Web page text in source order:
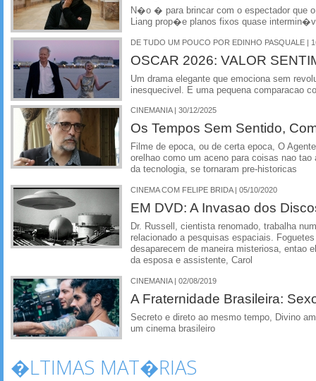
N�o � para brincar com o espectador que
Liang prop�e planos fixos quase
DE TUDO UM POUCO POR EDINHO PASQUALE |
OSCAR 2026: VALOR
Um drama elegante que emociona sem
inesquecivel. E uma pequena comparacao
CINEMANIA | 30/12/2025
Os Tempos Sem Sentido,
Filme de epoca, ou de certa epoca, O
orelhao como um aceno para coisas nao
da tecnologia, se tornaram pre-historicas
CINEMA COM FELIPE BRIDA | 05/10/2020
EM DVD: A Invasao dos
Dr. Russell, cientista renomado, trabalha
relacionado a pesquisas espaciais.
desaparecem de maneira misteriosa, entao
da esposa e assistente, Carol
CINEMANIA | 02/08/2019
A Fraternidade Brasileira:
Secreto e direto ao mesmo tempo, Divino
um cinema brasileiro
�LTIMAS MAT�RIAS